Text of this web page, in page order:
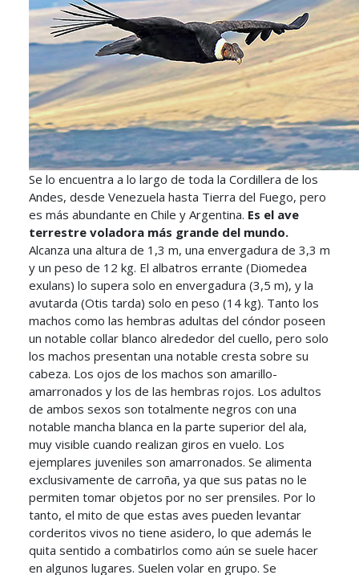
Se lo encuentra a lo largo de toda la Cordillera de los
Andes, desde Venezuela hasta Tierra del Fuego, pero
es más abundante en Chile y Argentina. Es el ave
terrestre voladora más grande del mundo.
Alcanza una altura de 1,3 m, una envergadura de 3,3 m
y un peso de 12 kg. El albatros errante (Diomedea
exulans) lo supera solo en envergadura (3,5 m), y la
avutarda (Otis tarda) solo en peso (14 kg). Tanto los
machos como las hembras adultas del cóndor poseen
un notable collar blanco alrededor del cuello, pero solo
los machos presentan una notable cresta sobre su
cabeza. Los ojos de los machos son amarillo-
amarronados y los de las hembras rojos. Los adultos
de ambos sexos son totalmente negros con una
notable mancha blanca en la parte superior del ala,
muy visible cuando realizan giros en vuelo. Los
ejemplares juveniles son amarronados. Se alimenta
exclusivamente de carroña, ya que sus patas no le
permiten tomar objetos por no ser prensiles. Por lo
tanto, el mito de que estas aves pueden levantar
corderitos vivos no tiene asidero, lo que además le
quita sentido a combatirlos como aún se suele hacer
en algunos lugares. Suelen volar en grupo. Se